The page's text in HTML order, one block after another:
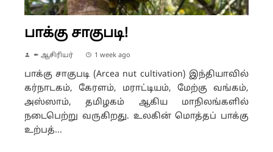
பாக்கு சாகுபடி!
✒ ஆசிரியர் 1 week ago
பாக்கு சாகுபடி (Arcea nut cultivation) இந்தியாவில்
கர்நாடகம், கேரளம், மராட்டியம், மேற்கு வங்கம்,
அஸ்ஸாம், தமிழகம் ஆகிய மாநிலங்களில்
நடைபெற்று வருகிறது. உலகின் மொத்தப் பாக்கு
உற்பத்...